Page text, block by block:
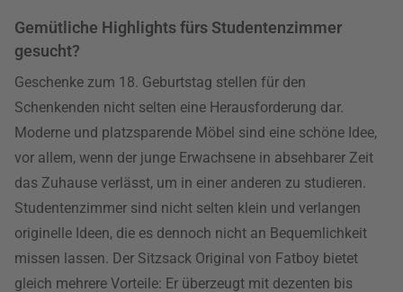
Gemütliche Highlights fürs Studentenzimmer
gesucht?
Geschenke zum 18. Geburtstag stellen für den
Schenkenden nicht selten eine Herausforderung dar.
Moderne und platzsparende Möbel sind eine schöne Idee,
vor allem, wenn der junge Erwachsene in absehbarer Zeit
das Zuhause verlässt, um in einer anderen zu studieren.
Studentenzimmer sind nicht selten klein und verlangen
originelle Ideen, die es dennoch nicht an Bequemlichkeit
missen lassen. Der Sitzsack Original von Fatboy bietet
gleich mehrere Vorteile: Er überzeugt mit dezenten bis